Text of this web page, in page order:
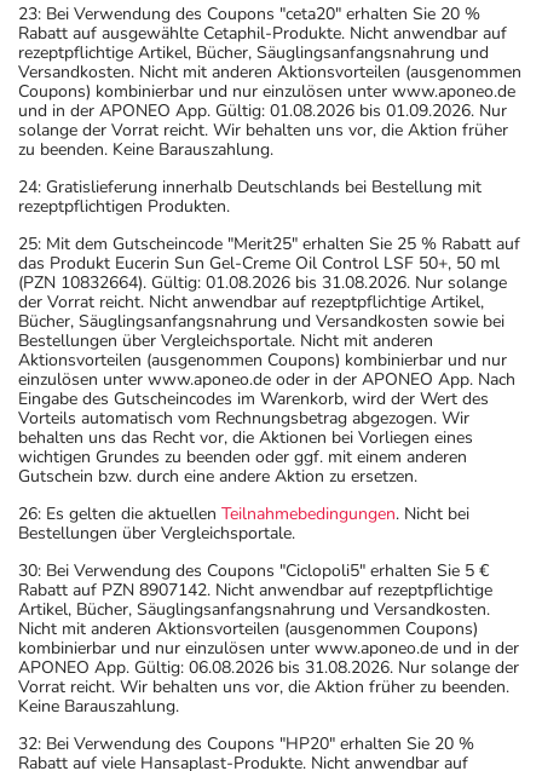
23: Bei Verwendung des Coupons "ceta20" erhalten Sie 20 %
Rabatt auf ausgewählte Cetaphil-Produkte. Nicht anwendbar auf
rezeptpflichtige Artikel, Bücher, Säuglingsanfangsnahrung und
Versandkosten. Nicht mit anderen Aktionsvorteilen (ausgenommen
Coupons) kombinierbar und nur einzulösen unter www.aponeo.de
und in der APONEO App. Gültig: 01.08.2026 bis 01.09.2026. Nur
solange der Vorrat reicht. Wir behalten uns vor, die Aktion früher
zu beenden. Keine Barauszahlung.
24: Gratislieferung innerhalb Deutschlands bei Bestellung mit
rezeptpflichtigen Produkten.
25: Mit dem Gutscheincode "Merit25" erhalten Sie 25 % Rabatt auf
das Produkt Eucerin Sun Gel-Creme Oil Control LSF 50+, 50 ml
(PZN 10832664). Gültig: 01.08.2026 bis 31.08.2026. Nur solange
der Vorrat reicht. Nicht anwendbar auf rezeptpflichtige Artikel,
Bücher, Säuglingsanfangsnahrung und Versandkosten sowie bei
Bestellungen über Vergleichsportale. Nicht mit anderen
Aktionsvorteilen (ausgenommen Coupons) kombinierbar und nur
einzulösen unter www.aponeo.de oder in der APONEO App. Nach
Eingabe des Gutscheincodes im Warenkorb, wird der Wert des
Vorteils automatisch vom Rechnungsbetrag abgezogen. Wir
behalten uns das Recht vor, die Aktionen bei Vorliegen eines
wichtigen Grundes zu beenden oder ggf. mit einem anderen
Gutschein bzw. durch eine andere Aktion zu ersetzen.
26: Es gelten die aktuellen Teilnahmebedingungen. Nicht bei
Bestellungen über Vergleichsportale.
30: Bei Verwendung des Coupons "Ciclopoli5" erhalten Sie 5 €
Rabatt auf PZN 8907142. Nicht anwendbar auf rezeptpflichtige
Artikel, Bücher, Säuglingsanfangsnahrung und Versandkosten.
Nicht mit anderen Aktionsvorteilen (ausgenommen Coupons)
kombinierbar und nur einzulösen unter www.aponeo.de und in der
APONEO App. Gültig: 06.08.2026 bis 31.08.2026. Nur solange der
Vorrat reicht. Wir behalten uns vor, die Aktion früher zu beenden.
Keine Barauszahlung.
32: Bei Verwendung des Coupons "HP20" erhalten Sie 20 %
Rabatt auf viele Hansaplast-Produkte. Nicht anwendbar auf